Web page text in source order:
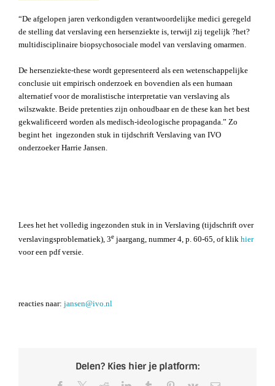
“De afgelopen jaren verkondigden verantwoordelijke medici geregeld
de stelling dat verslaving een hersenziekte is, terwijl zij tegelijk ?het?
multidisciplinaire biopsychosociale model van verslaving omarmen.
De hersenziekte-these wordt gepresenteerd als een wetenschappelijke
conclusie uit empirisch onderzoek en bovendien als een humaan
alternatief voor de moralistische interpretatie van verslaving als
wilszwakte. Beide pretenties zijn onhoudbaar en de these kan het best
gekwalificeerd worden als medisch-ideologische propaganda.” Zo
begint het ingezonden stuk in tijdschrift Verslaving van IVO
onderzoeker Harrie Jansen.
Lees het het volledig ingezonden stuk in in Verslaving (tijdschrift over
verslavingsproblematiek), 3e jaargang, nummer 4, p. 60-65, of klik hier
voor een pdf versie.
reacties naar: jansen@ivo.nl
Delen? Kies hier je platform: